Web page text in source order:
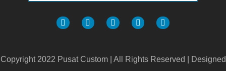
Copyright 2022 Pusat Custom | All Rights Reserved | Designed